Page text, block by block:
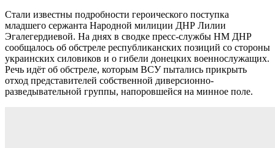
Стали известны подробности героического поступка
младшего сержанта Народной милиции ДНР Лилии
Эгалегердиевой. На днях в сводке пресс-службы НМ ДНР
сообщалось об обстреле республиканских позиций со стороны
украинских силовиков и о гибели донецких военнослужащих.
Речь идёт об обстреле, которым ВСУ пытались прикрыть
отход представителей собственной диверсионно-
разведывательной группы, напоровшейся на минное поле.